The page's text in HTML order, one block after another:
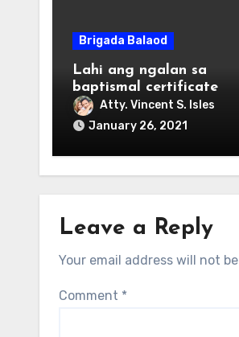
Brigada Balaod
Lahi ang ngalan sa
baptismal certificate
Atty. Vincent S. Isles
January 26, 2021
Leave a Reply
Your email address will not
Comment *